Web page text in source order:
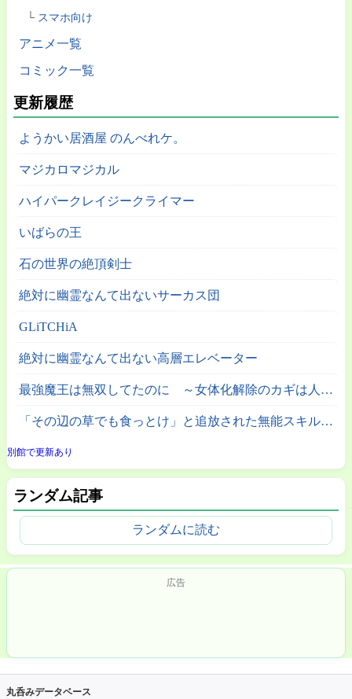
スマホ向け
アニメ一覧
コミック一覧
更新履歴
ようかい居酒屋 のんべれケ。
マジカロマジカル
ハイパークレイジークライマー
いばらの王
石の世界の絶頂剣士
絶対に幽霊なんて出ないサーカス団
GLiTCHiA
絶対に幽霊なんて出ない高層エレベーター
最強魔王は無双してたのに ～女体化解除のカギは人助けの旅でした～
「その辺の草でも食っとけ」と追放された無能スキル【植物食い】持ち転生者、エルフの里で幻の植物を食べて無双する
別館で更新あり
ランダム記事
ランダムに読む
広告
丸呑みデータベース